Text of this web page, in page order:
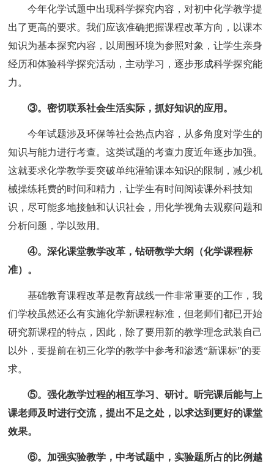
今年化学试题中出现科学探究内容，对初中化学教学提
出了更高的要求。我们应该准确把握课程改革方向，以课本
知识为基本探究内容，以周围环境为参照对象，让学生亲身
经历和体验科学探究活动，主动学习，逐步形成科学探究能
力。
③。密切联系社会生活实际，抓好知识的应用。
今年试题涉及环保等社会热点内容，从多角度对学生的
知识与能力进行考查。这类试题的考查力度近年逐步加强。
这就要求化学教学要突破单纯灌输课本知识的限制，减少机
械操练耗费的时间和精力，让学生有时间阅读课外科技知
识，尽可能多地接触和认识社会，用化学视角去观察问题和
分析问题，学以致用。
④。深化课堂教学改革，钻研教学大纲（化学课程标
准）。
基础教育课程改革是教育战线一件非常重要的工作，我
们学校虽然还么有实施化学新课程标准，但老师们都已开始
研究新课程的特点，因此，除了要用新的教学理念武装自己
以外，要提前在初三化学的教学中参考和渗透“新课标”的要
求。
⑤。强化教学过程的相互学习、研讨。听完课后能与上
课老师及时进行交流，提出不足之处，以求达到更好的课堂
效果。
⑥。加强实验教学，中考试题中，实验题所占的比例越